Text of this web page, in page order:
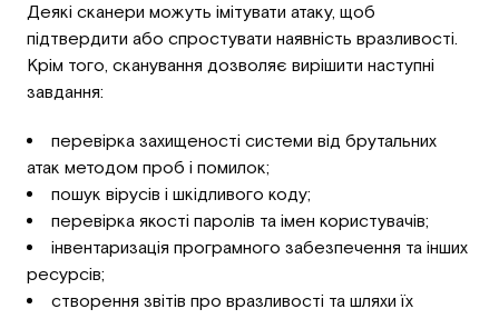
Деякі сканери можуть імітувати атаку, щоб
підтвердити або спростувати наявність вразливості.
Крім того, сканування дозволяє вирішити наступні
завдання:
перевірка захищеності системи від брутальних
атак методом проб і помилок;
пошук вірусів і шкідливого коду;
перевірка якості паролів та імен користувачів;
інвентаризація програмного забезпечення та інших
ресурсів;
створення звітів про вразливості та шляхи їх